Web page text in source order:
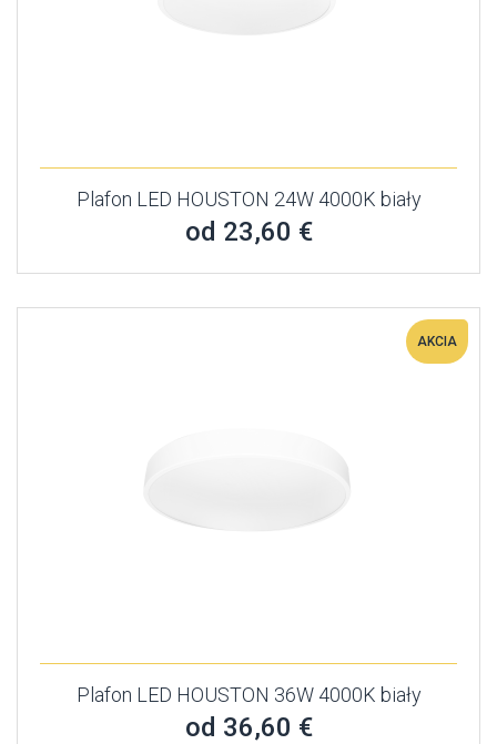
Plafon LED HOUSTON 24W 4000K biały
od 23,60 €
AKCIA
Plafon LED HOUSTON 36W 4000K biały
od 36,60 €